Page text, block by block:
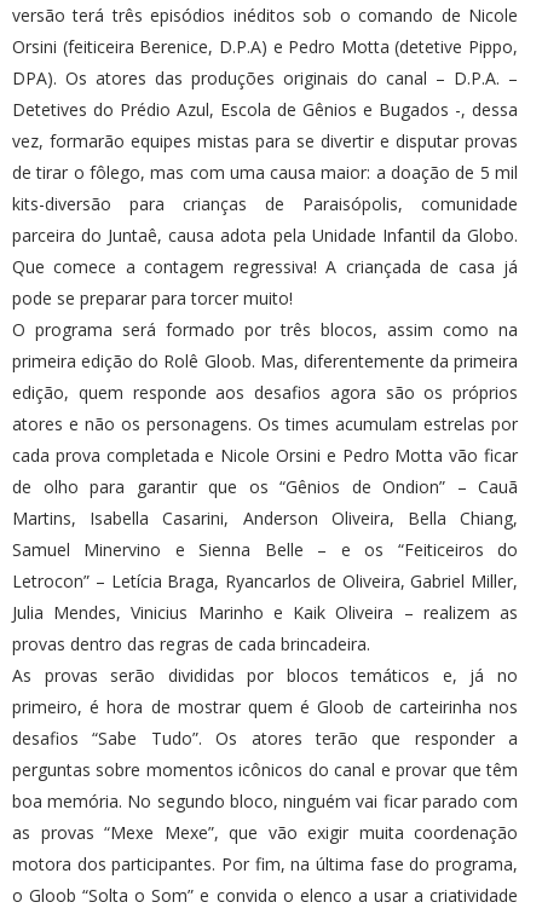
versão terá três episódios inéditos sob o comando de Nicole
Orsini (feiticeira Berenice, D.P.A) e Pedro Motta (detetive Pippo,
DPA). Os atores das produções originais do canal – D.P.A. –
Detetives do Prédio Azul, Escola de Gênios e Bugados -, dessa
vez, formarão equipes mistas para se divertir e disputar provas
de tirar o fôlego, mas com uma causa maior: a doação de 5 mil
kits-diversão para crianças de Paraisópolis, comunidade
parceira do Juntaê, causa adota pela Unidade Infantil da Globo.
Que comece a contagem regressiva! A criançada de casa já
pode se preparar para torcer muito!
O programa será formado por três blocos, assim como na
primeira edição do Rolê Gloob. Mas, diferentemente da primeira
edição, quem responde aos desafios agora são os próprios
atores e não os personagens. Os times acumulam estrelas por
cada prova completada e Nicole Orsini e Pedro Motta vão ficar
de olho para garantir que os “Gênios de Ondion” – Cauã
Martins, Isabella Casarini, Anderson Oliveira, Bella Chiang,
Samuel Minervino e Sienna Belle – e os “Feiticeiros do
Letrocon” – Letícia Braga, Ryancarlos de Oliveira, Gabriel Miller,
Julia Mendes, Vinicius Marinho e Kaik Oliveira – realizem as
provas dentro das regras de cada brincadeira.
As provas serão divididas por blocos temáticos e, já no
primeiro, é hora de mostrar quem é Gloob de carteirinha nos
desafios “Sabe Tudo”. Os atores terão que responder a
perguntas sobre momentos icônicos do canal e provar que têm
boa memória. No segundo bloco, ninguém vai ficar parado com
as provas “Mexe Mexe”, que vão exigir muita coordenação
motora dos participantes. Por fim, na última fase do programa,
o Gloob “Solta o Som” e convida o elenco a usar a criatividade